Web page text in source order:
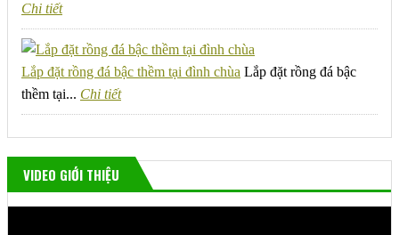
Chi tiết
Lắp đặt rồng đá bậc thềm tại đình chùa Lắp đặt rồng đá bậc
thềm tại... Chi tiết
VIDEO GIỚI THIỆU